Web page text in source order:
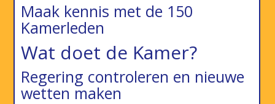
Maak kennis met de 150
Kamerleden
Wat doet de Kamer?
Regering controleren en nieuwe
wetten maken